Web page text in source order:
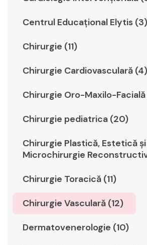
Centrul Educațional Elytis (3)
Chirurgie (11)
Chirurgie Cardiovasculară (4)
Chirurgie Oro-Maxilo-
Chirurgie pediatrica (20)
Chirurgie Plastică, Estetică şi
Microchirurgie
Chirurgie Toracică (11)
Chirurgie Vasculară (12)
Dermatovenerologie (10)